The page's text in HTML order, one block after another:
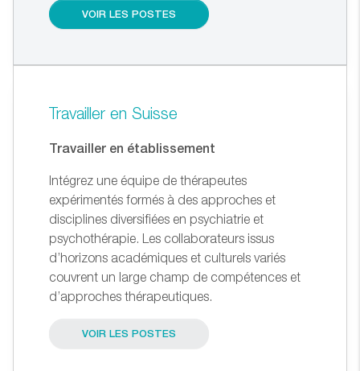
Travailler en Suisse
Travailler en établissement
Intégrez une équipe de thérapeutes
expérimentés formés à des approches et
disciplines diversiﬁées en psychiatrie et
psychothérapie. Les collaborateurs issus
d’horizons académiques et culturels variés
couvrent un large champ de compétences et
d’approches thérapeutiques.